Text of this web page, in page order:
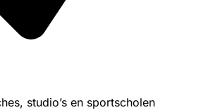
studio’s en sportscholen